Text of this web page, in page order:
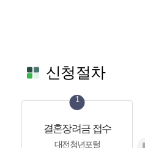
신청절차
1
결혼장려금 접수
대전청년포털